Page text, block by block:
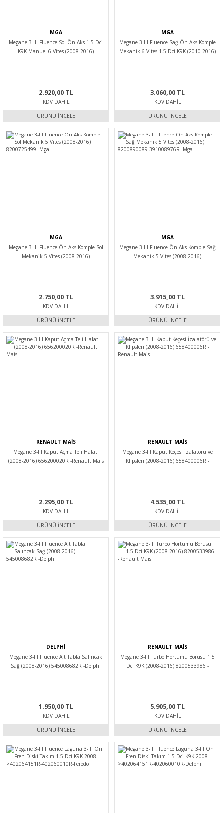
MGA
Megane 3-III Fluence Sol Ön Aks 1.5 Dci
K9K Manuel 6 Vites (2008-2016)
2.920,00 TL
KDV DAHIL
ÜRÜNÜ İNCELE
MGA
Megane 3-III Fluence Sağ Ön Aks Komple
Mekanik 6 Vites 1.5 Dci K9K (2010-2016)
3.060,00 TL
KDV DAHIL
ÜRÜNÜ İNCELE
MGA
Megane 3-III Fluence Ön Aks Komple Sol
Mekanik 5 Vites (2008-2016)
2.750,00 TL
KDV DAHIL
ÜRÜNÜ İNCELE
MGA
Megane 3-III Fluence Ön Aks Komple Sağ
Mekanik 5 Vites (2008-2016)
3.915,00 TL
KDV DAHIL
ÜRÜNÜ İNCELE
RENAULT MAİS
Megane 3-III Kaput Açma Teli Halatı
(2008-2016) 656200020R -Renault Mais
2.295,00 TL
KDV DAHIL
ÜRÜNÜ İNCELE
RENAULT MAİS
Megane 3-III Kaput Keçesi İzalatörü ve
Klipsleri (2008-2016) 658400006R -
4.535,00 TL
KDV DAHIL
ÜRÜNÜ İNCELE
DELPHİ
Megane 3-III Fluence Alt Tabla Salıncak
Sağ (2008-2016) 545008682R -Delphi
1.950,00 TL
KDV DAHIL
ÜRÜNÜ İNCELE
RENAULT MAİS
Megane 3-III Turbo Hortumu Borusu 1.5
Dci K9K (2008-2016) 8200533986 -
5.905,00 TL
KDV DAHIL
ÜRÜNÜ İNCELE